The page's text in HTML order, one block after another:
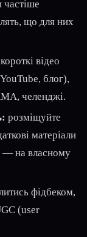
частіше
що для них
відео
блог),
челенджі.
розміщуйте
матеріали
— на власному
фідбеком,
(user